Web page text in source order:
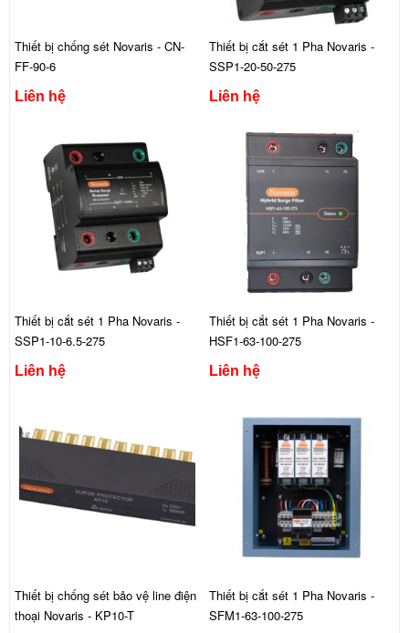
Thiết bị chống sét Novaris - CN-
FF-90-6
Liên hệ
Thiết bị cắt sét 1 Pha Novaris -
SSP1-20-50-275
Liên hệ
Thiết bị cắt sét 1 Pha Novaris -
SSP1-10-6.5-275
Liên hệ
Thiết bị cắt sét 1 Pha Novaris -
HSF1-63-100-275
Liên hệ
Thiết bị chống sét bảo vệ line điện
thoại Novaris - KP10-T
Thiết bị cắt sét 1 Pha Novaris -
SFM1-63-100-275